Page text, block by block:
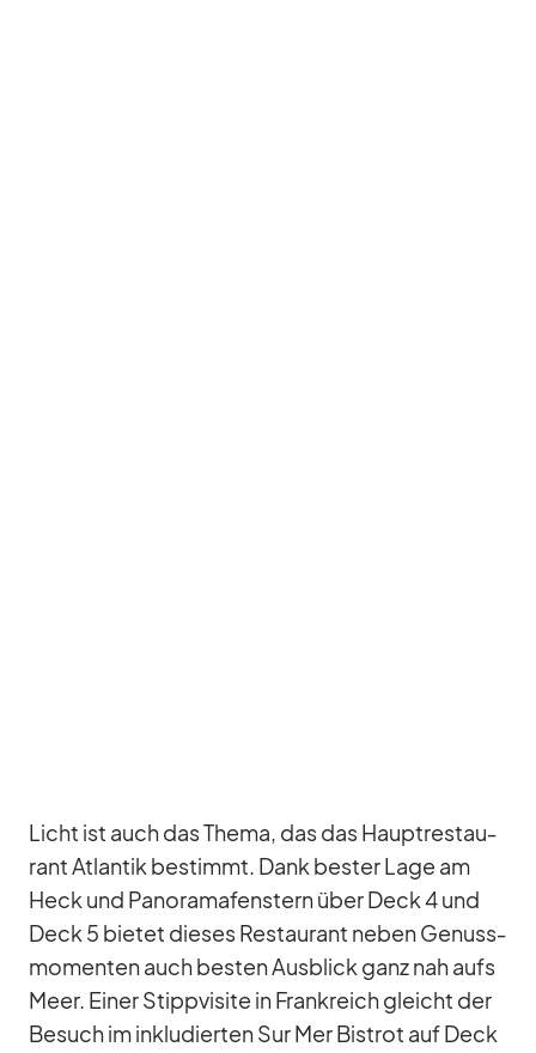
Licht ist auch das Thema, das das Haupt­re­stau­
rant At­lan­tik be­stimmt. Dank bes­ter Lage am
Heck und Pan­ora­ma­fens­tern über Deck 4 und
Deck 5 bie­tet die­ses Re­stau­rant ne­ben Ge­nuss­
mo­men­ten auch bes­ten Aus­blick ganz nah aufs
Meer. Ei­ner Stipp­vi­site in Frank­reich gleicht der
Be­such im in­klu­dier­ten Sur Mer Bis­t­rot auf Deck